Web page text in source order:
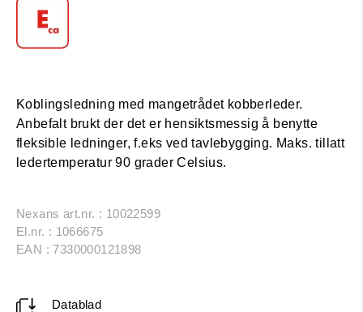
Koblingsledning med mangetrådet kobberleder.
Anbefalt brukt der det er hensiktsmessig å benytte
fleksible ledninger, f.eks ved tavlebygging. Maks. tillatt
ledertemperatur 90 grader Celsius.
Nexans art.nr. : 10022599
El.nr. : 1066675
EAN : 7330000121898
Datablad